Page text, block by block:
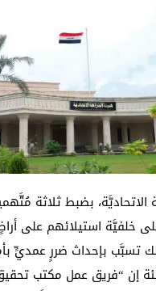
الاتحاديَّة، بضبط ثلاثة
خلفيَّة استيلائهم على
تسبَّب بإحداث ضررٍ عمديٍّ
إن “فريق عمل مكتب